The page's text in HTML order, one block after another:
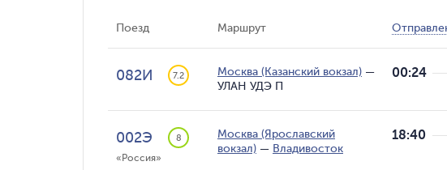
Поезд Маршрут
082И 7.2 Москва (Казанский вокзал) —
УЛАН УДЭ П
00:24
002Э 8
«Россия»
Москва (Ярославский
вокзал) — Владивосток
18:40